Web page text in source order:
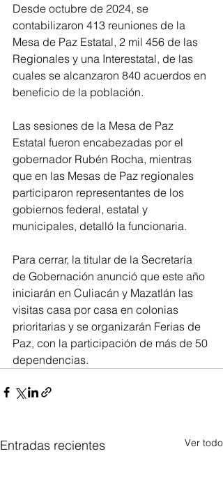
Desde octubre de 2024, se
contabilizaron 413 reuniones de la
Mesa de Paz Estatal, 2 mil 456 de las
Regionales y una Interestatal, de las
cuales se alcanzaron 840 acuerdos en
beneficio de la población.
Las sesiones de la Mesa de Paz
Estatal fueron encabezadas por el
gobernador Rubén Rocha, mientras
que en las Mesas de Paz regionales
participaron representantes de los
gobiernos federal, estatal y
municipales, detalló la funcionaria.
Para cerrar, la titular de la Secretaría
de Gobernación anunció que este año
iniciarán en Culiacán y Mazatlán las
visitas casa por casa en colonias
prioritarias y se organizarán Ferias de
Paz, con la participación de más de 50
dependencias.
Entradas recientes Ver todo